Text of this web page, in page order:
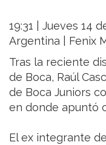
19:31 | Jueves 14
Argentina | Fenix
Tras la reciente
de Boca, Raúl
de Boca Juniors
en donde apuntó
El ex integrante